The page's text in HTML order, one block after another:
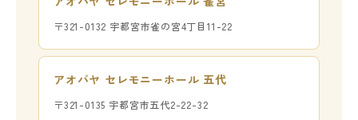
〒321-0132 宇都宮市雀の宮4丁目11-22
アオバヤ セレモニーホール 五代
〒321-0135 宇都宮市五代2-22-32